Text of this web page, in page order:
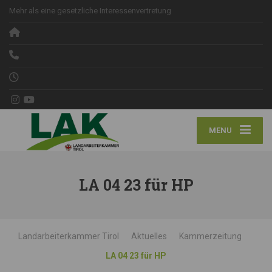
Mehr als eine gesetzliche Interessenvertretung
MENU
LA 04 23 für HP
Landarbeiterkammer Tirol Aktuelles
Kammerzeitung
LA 04 23 für HP